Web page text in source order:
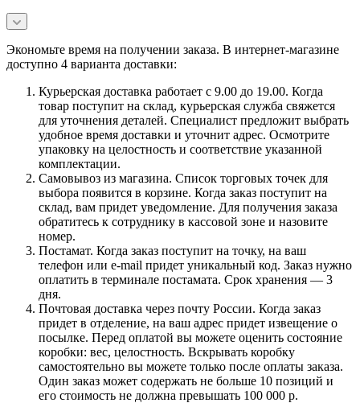
Экономьте время на получении заказа. В интернет-магазине
доступно 4 варианта доставки:
Курьерская доставка работает с 9.00 до 19.00. Когда
товар поступит на склад, курьерская служба свяжется
для уточнения деталей. Специалист предложит выбрать
удобное время доставки и уточнит адрес. Осмотрите
упаковку на целостность и соответствие указанной
комплектации.
Самовывоз из магазина. Список торговых точек для
выбора появится в корзине. Когда заказ поступит на
склад, вам придет уведомление. Для получения заказа
обратитесь к сотруднику в кассовой зоне и назовите
номер.
Постамат. Когда заказ поступит на точку, на ваш
телефон или e-mail придет уникальный код. Заказ нужно
оплатить в терминале постамата. Срок хранения — 3
дня.
Почтовая доставка через почту России. Когда заказ
придет в отделение, на ваш адрес придет извещение о
посылке. Перед оплатой вы можете оценить состояние
коробки: вес, целостность. Вскрывать коробку
самостоятельно вы можете только после оплаты заказа.
Один заказ может содержать не больше 10 позиций и
его стоимость не должна превышать 100 000 р.